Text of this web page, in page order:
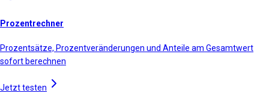
Prozentrechner
Prozentsätze, Prozentveränderungen und Anteile am Gesamtwert
sofort berechnen
Jetzt testen